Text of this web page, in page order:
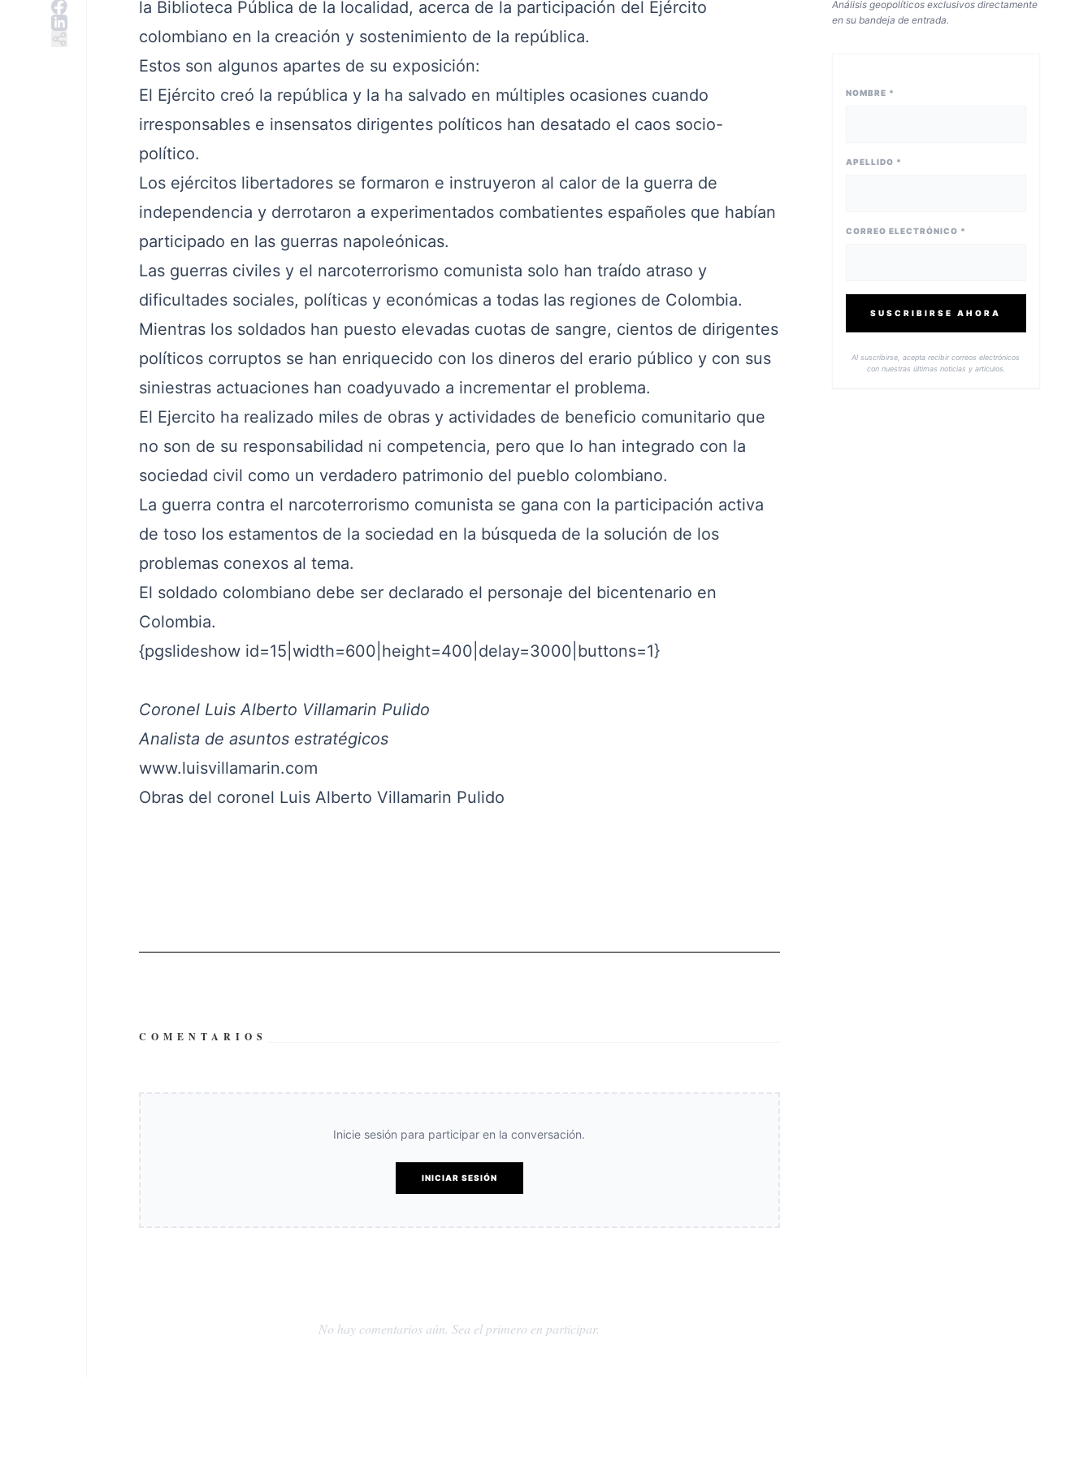
la Biblioteca Pública de la localidad, acerca de la participación del Ejército
colombiano en la creación y sostenimiento de la república.
Estos son algunos apartes de su exposición:
El Ejército creó la república y la ha salvado en múltiples ocasiones cuando
irresponsables e insensatos dirigentes políticos han desatado el caos socio-
político.
Los ejércitos libertadores se formaron e instruyeron al calor de la guerra de
independencia y derrotaron a experimentados combatientes españoles que habían
participado en las guerras napoleónicas.
Las guerras civiles y el narcoterrorismo comunista solo han traído atraso y
dificultades sociales, políticas y económicas a todas las regiones de Colombia.
Mientras los soldados han puesto elevadas cuotas de sangre, cientos de dirigentes
políticos corruptos se han enriquecido con los dineros del erario público y con sus
siniestras actuaciones han coadyuvado a incrementar el problema.
El Ejercito ha realizado miles de obras y actividades de beneficio comunitario que
no son de su responsabilidad ni competencia, pero que lo han integrado con la
sociedad civil como un verdadero patrimonio del pueblo colombiano.
La guerra contra el narcoterrorismo comunista se gana con la participación activa
de toso los estamentos de la sociedad en la búsqueda de la solución de los
problemas conexos al tema.
El soldado colombiano debe ser declarado el personaje del bicentenario en
Colombia.
{pgslideshow id=15|width=600|height=400|delay=3000|buttons=1}
Coronel Luis Alberto Villamarin Pulido
Analista de asuntos estratégicos
www.luisvillamarin.com
Obras del coronel Luis Alberto Villamarin Pulido
COMENTARIOS
Inicie sesión para participar en la conversación.
INICIAR SESIÓN
No hay comentarios aún. Sea el primero en participar.
Análisis geopolíticos exclusivos directamente
en su bandeja de entrada.
NOMBRE *
APELLIDO *
CORREO ELECTRÓNICO *
SUSCRIBIRSE AHORA
Al suscribirse, acepta recibir correos electrónicos
con nuestras últimas noticias y artículos.